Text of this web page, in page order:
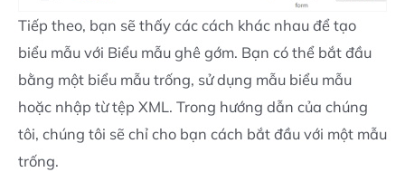
Tiếp theo, bạn sẽ thấy các cách khác nhau để tạo
biểu mẫu với Biểu mẫu ghê gớm. Bạn có thể bắt đầu
bằng một biểu mẫu trống, sử dụng mẫu biểu mẫu
hoặc nhập từ tệp XML. Trong hướng dẫn của chúng
tôi, chúng tôi sẽ chỉ cho bạn cách bắt đầu với một mẫu
trống.